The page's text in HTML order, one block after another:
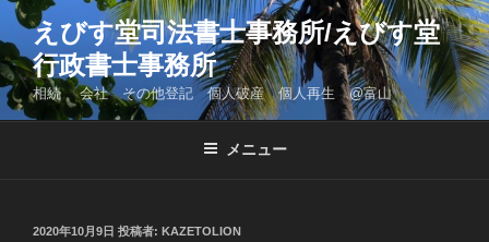
コ
ン
テ
ン
ツ
えびす堂司法書士事務所/えびす堂
行政書士事務所
相続 会社 その他登記 個人破産 個人再生 @富山
メニュー
投
2020年10月9日 投稿者: KAZETOLION